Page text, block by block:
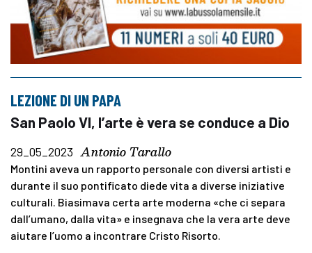
LEZIONE DI UN PAPA
San Paolo VI, l’arte è vera se conduce a Dio
29_05_2023 Antonio Tarallo
Montini aveva un rapporto personale con diversi artisti e
durante il suo pontificato diede vita a diverse iniziative
culturali. Biasimava certa arte moderna «che ci separa
dall’umano, dalla vita» e insegnava che la vera arte deve
aiutare l’uomo a incontrare Cristo Risorto.